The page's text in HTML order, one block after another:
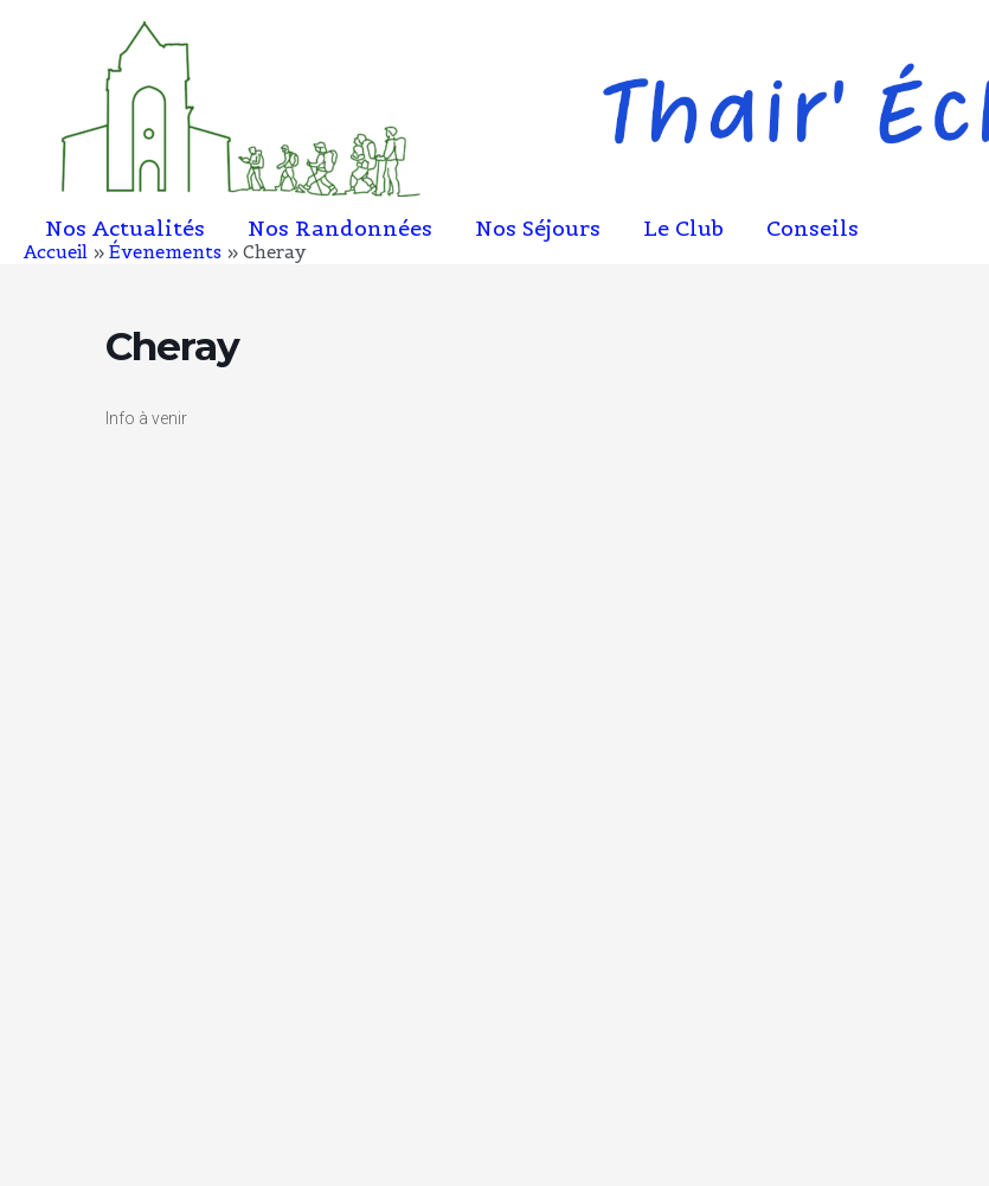
Nos Actualités Nos Randonnées Nos Séjours Le Club Conseils
Accueil Évenements Cheray
Cheray
Info à venir